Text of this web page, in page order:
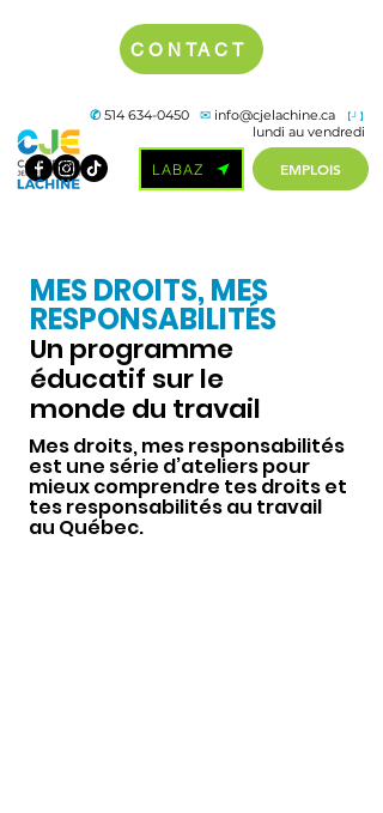
✆514 634-0450 ✉ info@cjelachine.ca 【┘】
lundi au vendredi
LABAZ EMPLOIS
CONTACT
MES DROITS, MES
RESPONSABILITÉS
Un programme
éducatif sur le
monde du travail
Mes droits, mes responsabilités
est une série d’ateliers pour
mieux comprendre tes droits et
tes responsabilités au travail
au Québec.